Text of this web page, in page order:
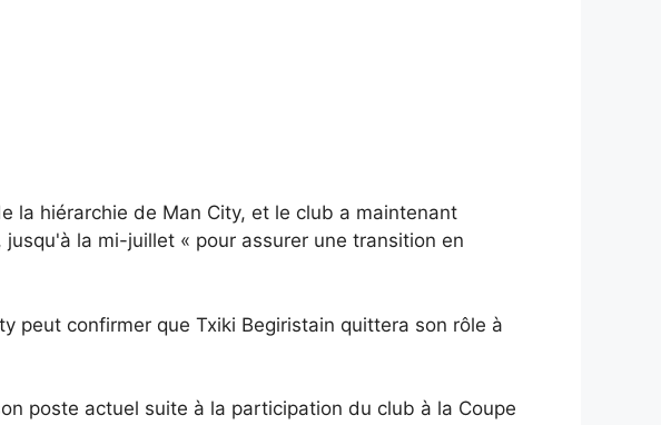
la hiérarchie de Man City, et le club a maintenant
la mi-juillet « pour assurer une transition en
peut confirmer que Txiki Begiristain quittera son rôle à
poste actuel suite à la participation du club à la Coupe